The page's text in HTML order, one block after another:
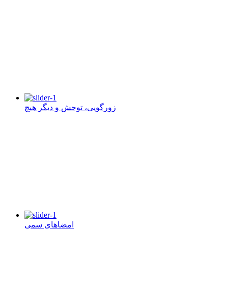
زورگویی، توحش و دیگر هیچ
امضاهای سمی